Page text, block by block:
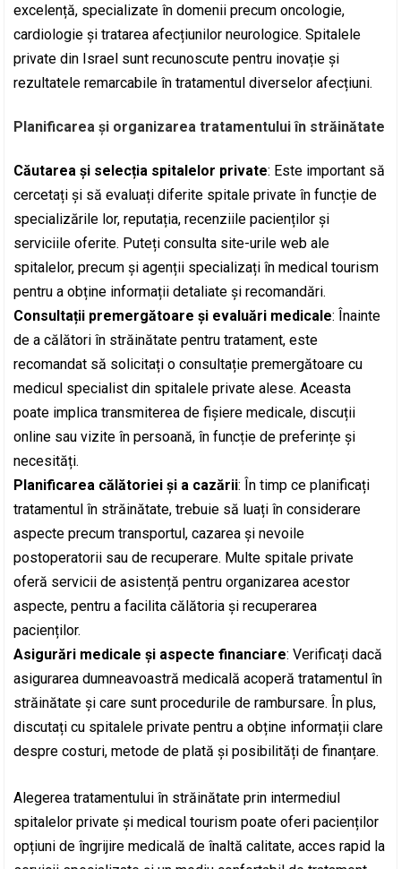
excelență, specializate în domenii precum oncologie,
cardiologie și tratarea afecțiunilor neurologice. Spitalele
private din Israel sunt recunoscute pentru inovație și
rezultatele remarcabile în tratamentul diverselor afecțiuni.
Planificarea și organizarea tratamentului în străinătate
Căutarea și selecția spitalelor private: Este important să
cercetați și să evaluați diferite spitale private în funcție de
specializările lor, reputația, recenziile pacienților și
serviciile oferite. Puteți consulta site-urile web ale
spitalelor, precum și agenții specializați în medical tourism
pentru a obține informații detaliate și recomandări.
Consultații premergătoare și evaluări medicale: Înainte
de a călători în străinătate pentru tratament, este
recomandat să solicitați o consultație premergătoare cu
medicul specialist din spitalele private alese. Aceasta
poate implica transmiterea de fișiere medicale, discuții
online sau vizite în persoană, în funcție de preferințe și
necesități.
Planificarea călătoriei și a cazării: În timp ce planificați
tratamentul în străinătate, trebuie să luați în considerare
aspecte precum transportul, cazarea și nevoile
postoperatorii sau de recuperare. Multe spitale private
oferă servicii de asistență pentru organizarea acestor
aspecte, pentru a facilita călătoria și recuperarea
pacienților.
Asigurări medicale și aspecte financiare: Verificați dacă
asigurarea dumneavoastră medicală acoperă tratamentul în
străinătate și care sunt procedurile de rambursare. În plus,
discutați cu spitalele private pentru a obține informații clare
despre costuri, metode de plată și posibilități de finanțare.
Alegerea tratamentului în străinătate prin intermediul
spitalelor private și medical tourism poate oferi pacienților
opțiuni de îngrijire medicală de înaltă calitate, acces rapid la